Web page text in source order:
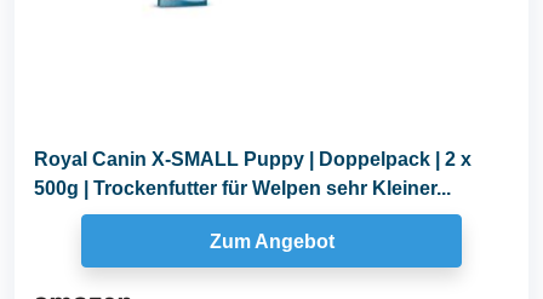
Royal Canin X-SMALL Puppy | Doppelpack | 2 x
500g | Trockenfutter für Welpen sehr Kleiner...
Zum Angebot